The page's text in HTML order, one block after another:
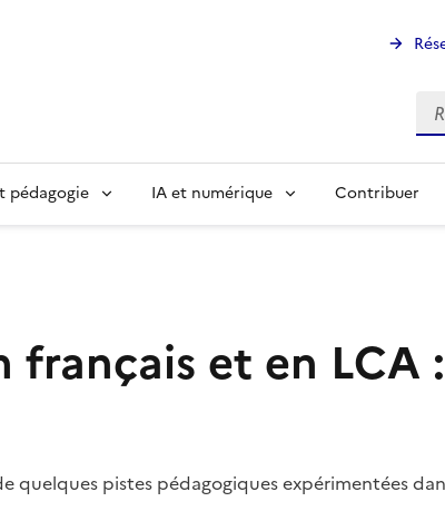
pédagogie IA et numérique Contribuer
français et en LCA
quelques pistes pédagogiques expérimentées